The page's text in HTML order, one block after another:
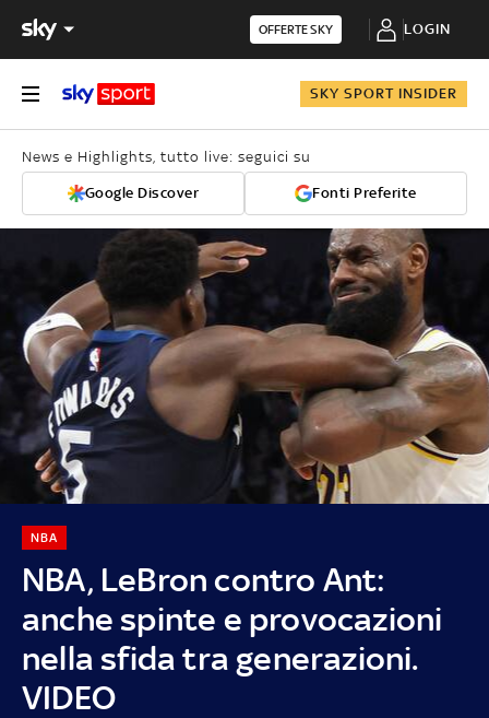
OFFERTE SKY LOGIN
SKY SPORT INSIDER
News e Highlights, tutto live: seguici su
Google Discover Fonti Preferite
NBA, LeBron contro Ant:
anche spinte e provocazioni
nella sfida tra generazioni.
VIDEO
NBA